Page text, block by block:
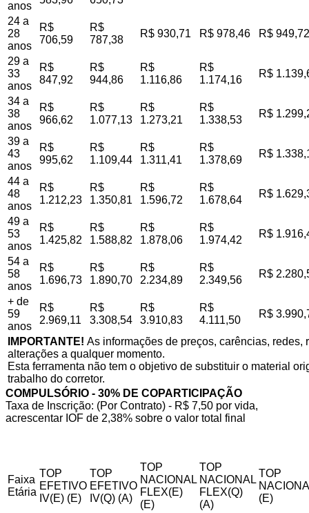
anos
24 a
28
anos
R$
706,59
R$
787,38
R$ 930,71 R$ 978,46 R$ 949,72
29 a
33
anos
R$
847,92
R$
944,86
R$
1.116,86
R$
1.174,16
R$
34 a
38
anos
R$
966,62
R$
1.077,13
R$
1.273,21
R$
1.338,53
R$
39 a
43
anos
R$
995,62
R$
1.109,44
R$
1.311,41
R$
1.378,69
R$
44 a
48
anos
R$
1.212,23
R$
1.350,81
R$
1.596,72
R$
1.678,64
R$
49 a
53
anos
R$
1.425,82
R$
1.588,82
R$
1.878,06
R$
1.974,42
R$
54 a
58
anos
R$
1.696,73
R$
1.890,70
R$
2.234,89
R$
2.349,56
R$
+ de
59
anos
R$
2.969,11
R$
3.308,54
R$
3.910,83
R$
4.111,50
R$
IMPORTANTE! As informações de preços, carências,
alterações a qualquer momento.
Esta ferramenta não tem o objetivo de substituir o material
trabalho do corretor.
COMPULSÓRIO - 30% DE COPARTICIPAÇÃO
Taxa de Inscrição: (Por Contrato) - R$ 7,50 por vida,
acrescentar IOF de 2,38% sobre o valor total final
Faixa
Etária
TOP
EFETIVO
IV(E) (E)
TOP
EFETIVO
IV(Q) (A)
TOP
NACIONAL
FLEX(E)
(E)
TOP
NACIONAL
FLEX(Q)
(A)
TOP
(E)